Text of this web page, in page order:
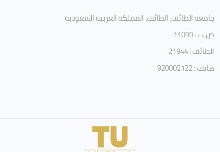
جامعة الطائف، الطائف، المملكة العربية السعودية
ص .ب : 11099
الطائف : 21944
هاتف : 920002122